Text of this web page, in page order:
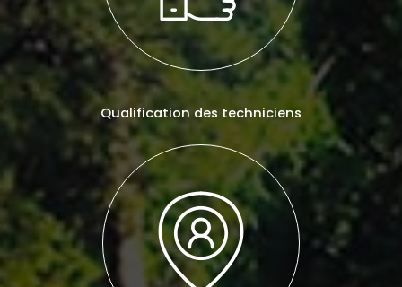
Qualification des techniciens